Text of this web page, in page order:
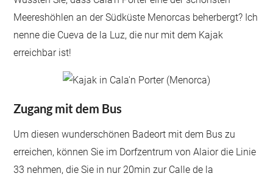
Meereshöhlen an der Südküste Menorcas beherbergt? Ich
nenne die Cueva de la Luz, die nur mit dem Kajak
erreichbar ist!
Zugang mit dem Bus
Um diesen wunderschönen Badeort mit dem Bus zu
erreichen, können Sie im Dorfzentrum von Alaior die Linie
33 nehmen, die Sie in nur 20min zur Calle de la